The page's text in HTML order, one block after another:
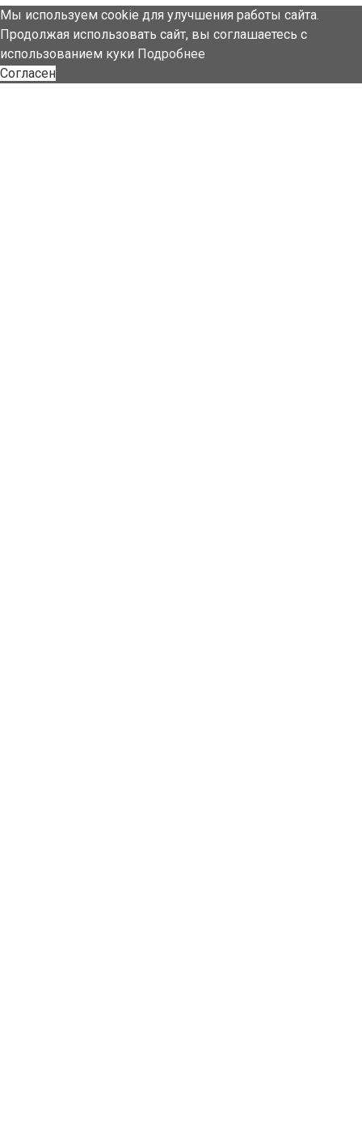
Мы используем cookie для улучшения работы сайта.
Продолжая использовать сайт, вы соглашаетесь с
использованием куки Подробнее
Согласен